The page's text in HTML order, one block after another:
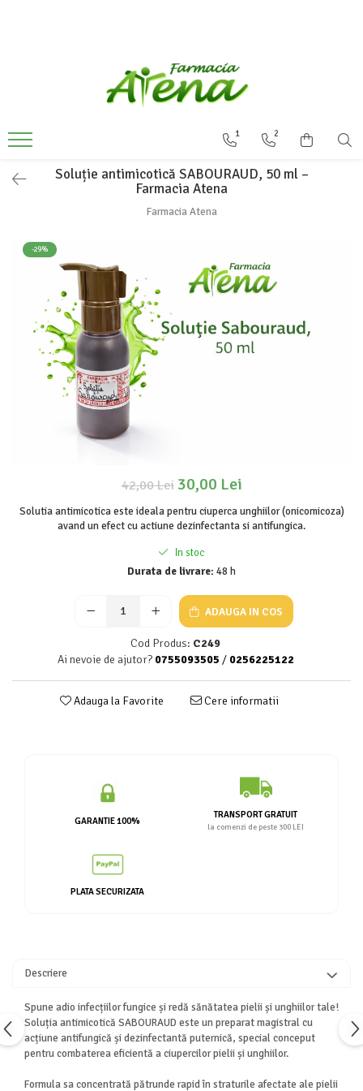
Afectiuni
Mama & Bebe
Ingrijire & igiena personala
Incaltaminte ortopedica
1 2
Soluție antimicotică SABOURAUD, 50 ml –
Farmacia Atena
Farmacia Atena
-29%
42,00 Lei 30,00 Lei
Solutia antimicotica este ideala pentru ciuperca unghiilor (onicomicoza)
avand un efect cu actiune dezinfectanta si antifungica.
In stoc
Durata de livrare: 48 h
ADAUGA IN COS
Cod Produs: C249
Ai nevoie de ajutor? 0755093505 / 0256225122
Adauga la Favorite Cere informatii
GARANTIE 100%
TRANSPORT GRATUIT
la comenzi de peste 300 LEI
PLATA SECURIZATA
Descriere
Spune adio infecțiilor fungice și redă sănătatea pielii și unghiilor tale!
Soluția antimicotică SABOURAUD este un preparat magistral cu
acțiune antifungică și dezinfectantă puternică, special conceput
pentru combaterea eficientă a ciupercilor pielii și unghiilor.
Formula sa concentrată pătrunde rapid în straturile afectate ale pielii